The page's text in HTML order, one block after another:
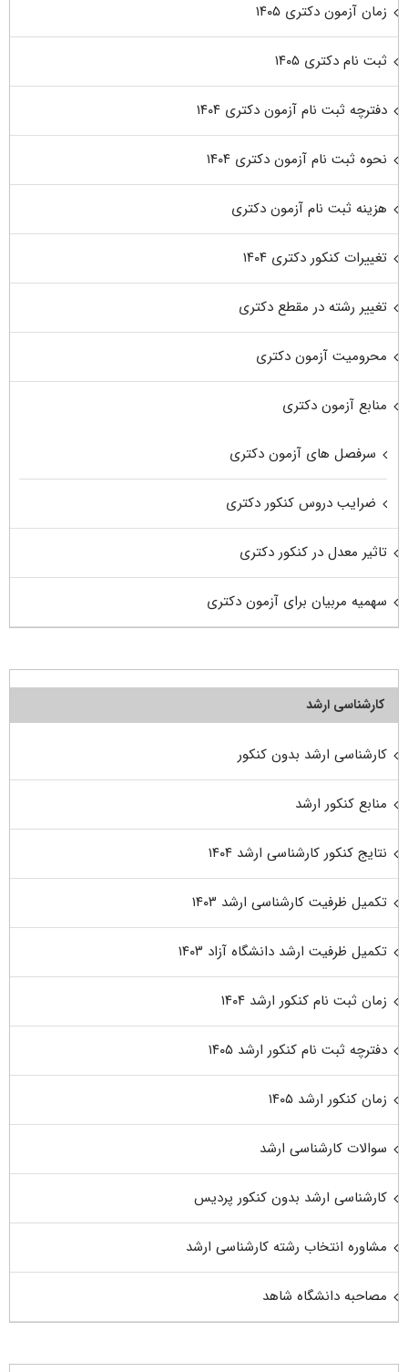
زمان آزمون دکتری ۱۴۰۵
ثبت نام دکتری ۱۴۰۵
دفترچه ثبت نام آزمون دکتری ۱۴۰۴
نحوه ثبت نام آزمون دکتری ۱۴۰۴
هزینه ثبت نام آزمون دکتری
تغییرات کنکور دکتری ۱۴۰۴
تغییر رشته در مقطع دکتری
محرومیت آزمون دکتری
منابع آزمون دکتری
سرفصل های آزمون دکتری
ضرایب دروس کنکور دکتری
تاثیر معدل در کنکور دکتری
سهمیه مربیان برای آزمون دکتری
کارشناسی ارشد
کارشناسی ارشد بدون کنکور
منابع کنکور ارشد
نتایج کنکور کارشناسی ارشد ۱۴۰۴
تکمیل ظرفیت کارشناسی ارشد ۱۴۰۳
تکمیل ظرفیت ارشد دانشگاه آزاد ۱۴۰۳
زمان ثبت نام کنکور ارشد ۱۴۰۴
دفترچه ثبت نام کنکور ارشد ۱۴۰۵
زمان کنکور ارشد ۱۴۰۵
سوالات کارشناسی ارشد
کارشناسی ارشد بدون کنکور پردیس
مشاوره انتخاب رشته کارشناسی ارشد
مصاحبه دانشگاه شاهد